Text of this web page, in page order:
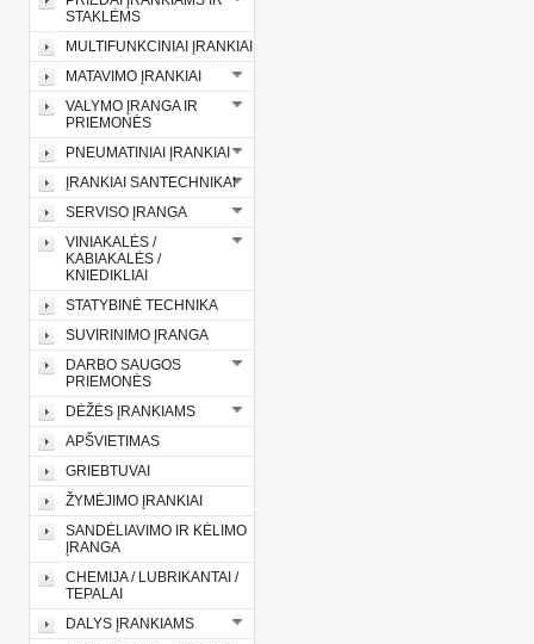
STAKLĖMS
MULTIFUNKCINIAI ĮRANKIAI
MATAVIMO ĮRANKIAI
VALYMO ĮRANGA IR
PRIEMONĖS
PNEUMATINIAI ĮRANKIAI
ĮRANKIAI SANTECHNIKAI
SERVISO ĮRANGA
VINIAKALĖS /
KABIAKALĖS /
KNIEDIKLIAI
STATYBINĖ TECHNIKA
SUVIRINIMO ĮRANGA
DARBO SAUGOS
PRIEMONĖS
DĖŽĖS ĮRANKIAMS
APŠVIETIMAS
GRIEBTUVAI
ŽYMĖJIMO ĮRANKIAI
SANDĖLIAVIMO IR KĖLIMO
ĮRANGA
CHEMIJA / LUBRIKANTAI /
TEPALAI
DALYS ĮRANKIAMS